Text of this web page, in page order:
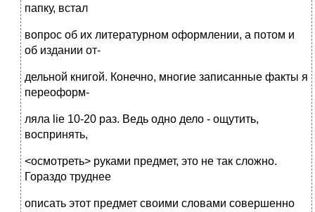
папку, встал
вопрос об их литературном оформлении, а потом и
об издании от-
дельной книгой. Конечно, многие записанные факты я
переоформ-
ляла lie 10-20 раз. Ведь одно дело - ощутить,
воспринять,
<осмотреть> руками предмет, это не так сложно.
Гораздо труднее
описать этот предмет своими словами совершенно